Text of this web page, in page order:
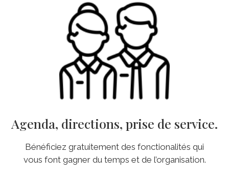
Agenda, directions, prise de service.
Bénéficiez gratuitement des fonctionalités qui
vous font gagner du temps et de l’organisation.